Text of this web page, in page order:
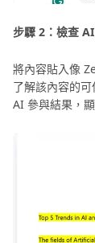
步驟 2：檢查
將內容貼入像
了解該內容的
AI 參與結果，